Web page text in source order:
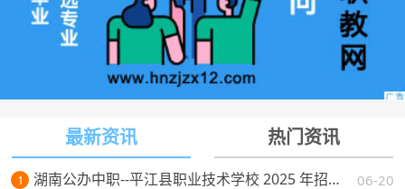
最新资讯 热门资讯
1 06-20
湖南公办中职--平江县职业技术学校 2025 年招生简章